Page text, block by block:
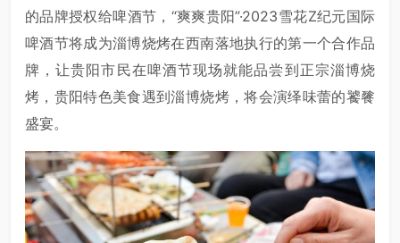
的品牌授权给啤酒节，“爽爽贵阳”·2023雪花Z纪元国际
啤酒节将成为淄博烧烤在西南落地执行的第一个合作品
牌，让贵阳市民在啤酒节现场就能品尝到正宗淄博烧
烤，贵阳特色美食遇到淄博烧烤，将会演绎味蕾的饕餮
盛宴。